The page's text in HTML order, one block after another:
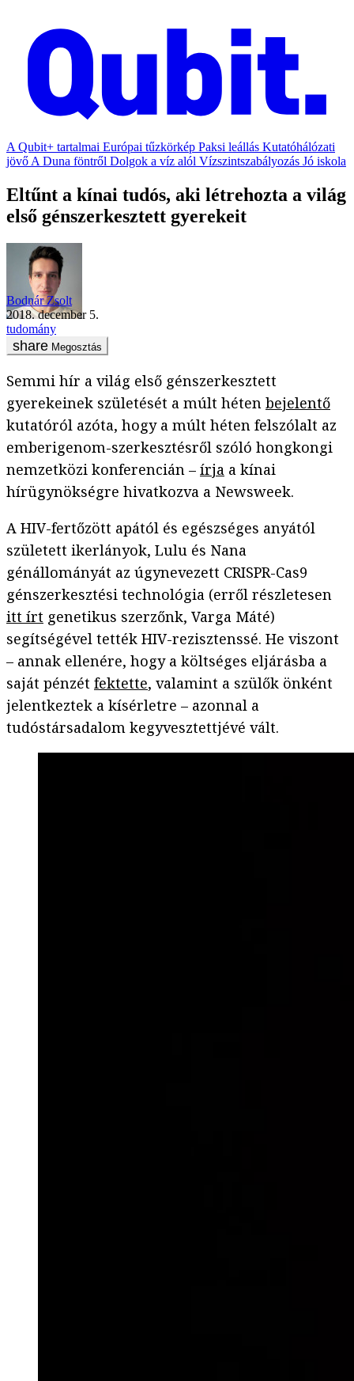
A Qubit+ tartalmai Európai tűzkörkép Paksi leállás Kutatóhálózati
jövő A Duna föntről Dolgok a víz alól Vízszintszabályozás Jó iskola
Eltűnt a kínai tudós, aki létrehozta a világ
első génszerkesztett gyerekeit
Bodnár Zsolt
2018. december 5.
tudomány
Megosztás
Semmi hír a világ első génszerkesztett
gyerekeinek születését a múlt héten bejelentő
kutatóról azóta, hogy a múlt héten felszólalt az
emberigenom-szerkesztésről szóló hongkongi
nemzetközi konferencián – írja a kínai
hírügynökségre hivatkozva a Newsweek.
A HIV-fertőzött apától és egészséges anyától
született ikerlányok, Lulu és Nana
génállományát az úgynevezett CRISPR-Cas9
génszerkesztési technológia (erről részletesen
itt írt genetikus szerzőnk, Varga Máté)
segítségével tették HIV-rezisztenssé. He viszont
– annak ellenére, hogy a költséges eljárásba a
saját pénzét fektette, valamint a szülők önként
jelentkeztek a kísérletre – azonnal a
tudóstársadalom kegyvesztettjévé vált.